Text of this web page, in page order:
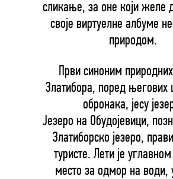
сликање, за оне који желе
своје виртуелне албуме
природом.
Први синоним
Златибора, поред његових
обронака, јесу
Језеро на Обудојевици,
Златиборско језеро,
туристе. Лети је
место за одмор на води,